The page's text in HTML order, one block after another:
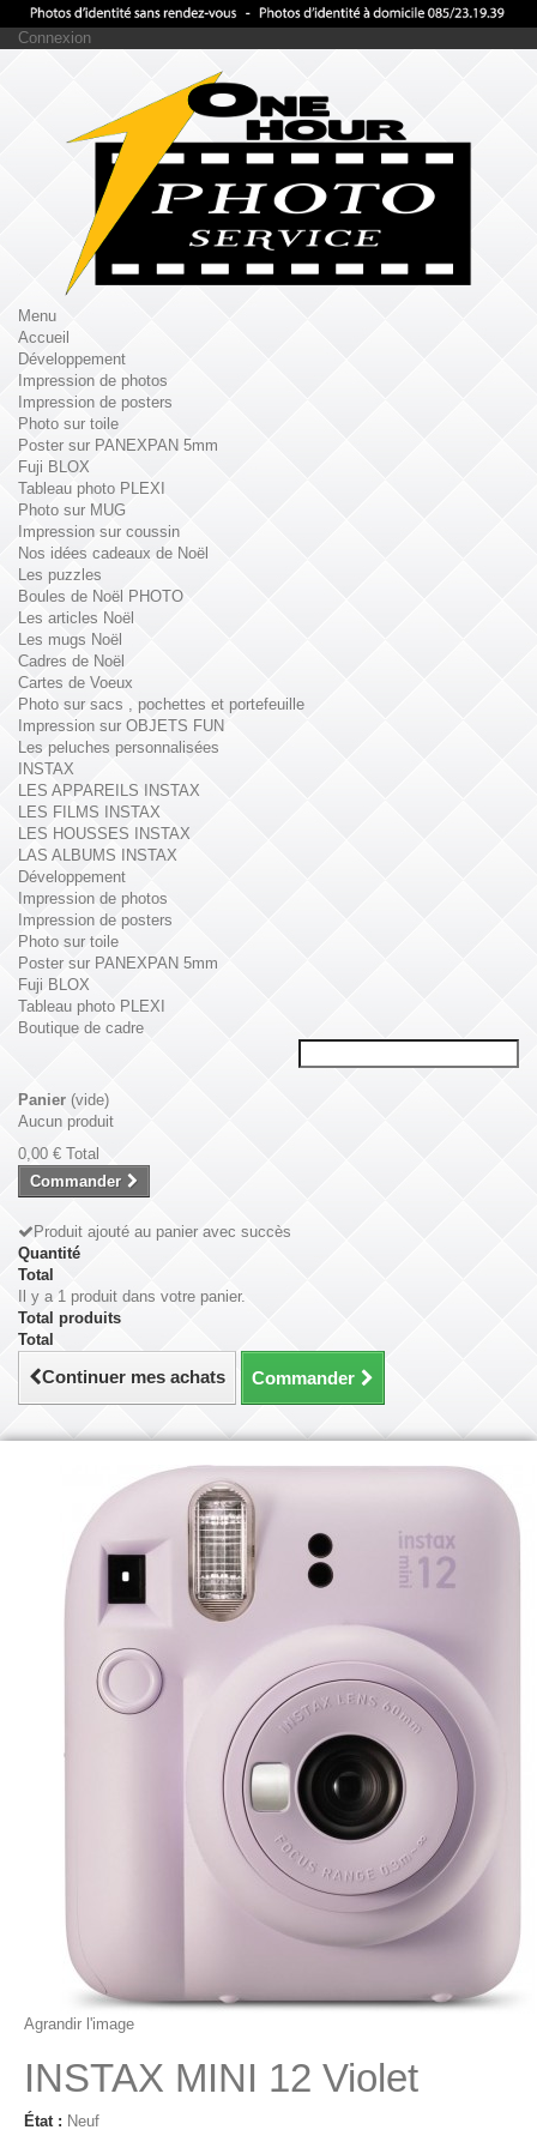
Connexion
Menu
Accueil
Développement
Impression de photos
Impression de posters
Photo sur toile
Poster sur PANEXPAN 5mm
Fuji BLOX
Tableau photo PLEXI
Photo sur MUG
Impression sur coussin
Nos idées cadeaux de Noël
Les puzzles
Boules de Noël PHOTO
Les articles Noël
Les mugs Noël
Cadres de Noël
Cartes de Voeux
Photo sur sacs , pochettes et portefeuille
Impression sur OBJETS FUN
Les peluches personnalisées
INSTAX
LES APPAREILS INSTAX
LES FILMS INSTAX
LES HOUSSES INSTAX
LAS ALBUMS INSTAX
Développement
Impression de photos
Impression de posters
Photo sur toile
Poster sur PANEXPAN 5mm
Fuji BLOX
Tableau photo PLEXI
Boutique de cadre
Panier (vide)
Aucun produit
0,00 € Total
Commander
Produit ajouté au panier avec succès
Quantité
Total
Il y a 1 produit dans votre panier.
Total produits
Total
Continuer mes achats Commander
Agrandir l'image
INSTAX MINI 12 Violet
État : Neuf